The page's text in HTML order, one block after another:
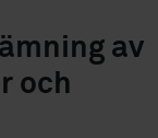
av
och